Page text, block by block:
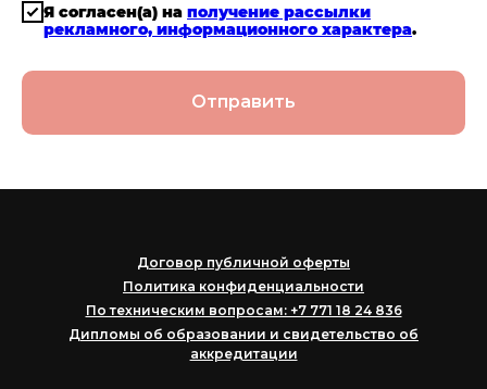
Я согласен(а) на получение рассылки
рекламного, информационного характера.
Отправить
Договор публичной оферты
Политика конфиденциальности
По техническим вопросам: +7 771 18 24 836
Дипломы об образовании и свидетельство об
аккредитации